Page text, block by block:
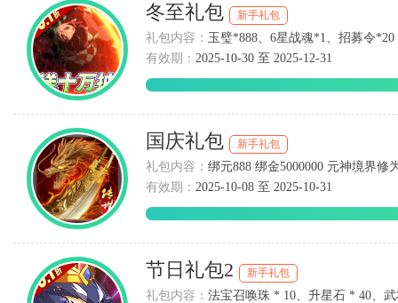
冬至礼包 新手礼包
礼包内容： 玉璧*888、6星战魂*1、招募令*20
有效期： 2025-10-30 至 2025-12-31
国庆礼包 新手礼包
礼包内容： 绑元888 绑金5000000 元神境界修为（
有效期： 2025-10-08 至 2025-10-31
节日礼包2 新手礼包
礼包内容： 法宝召唤珠 * 10、升星石 * 40、